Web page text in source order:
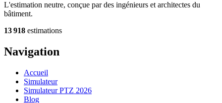
L'estimation neutre, conçue par des ingénieurs et architectes du
bâtiment.
13 918 estimations
Navigation
Accueil
Simulateur
Simulateur PTZ 2026
Blog